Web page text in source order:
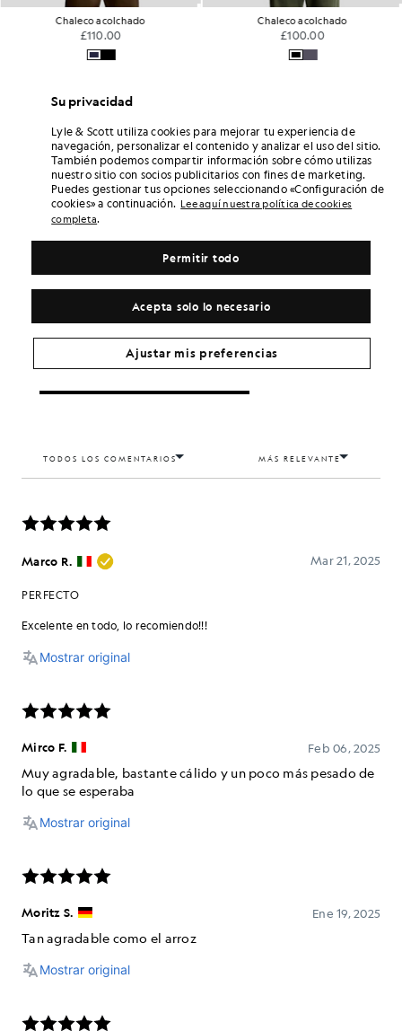
Chaleco acolchado
£110.00
Chaleco acolchado
£100.00
Su privacidad
Lyle & Scott utiliza cookies para mejorar tu experiencia de
navegación, personalizar el contenido y analizar el uso del sitio.
También podemos compartir información sobre cómo utilizas
nuestro sitio con socios publicitarios con fines de marketing.
Puedes gestionar tus opciones seleccionando «Configuración de
cookies» a continuación. Lee aquí nuestra política de cookies
completa.
Acepta solo lo necesario
Permitir todo
Ajustar mis preferencias